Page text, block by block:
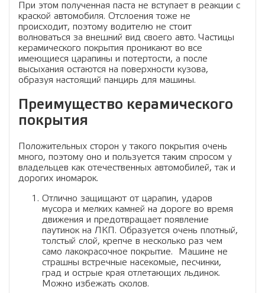
При этом полученная паста не вступает в реакции с
краской автомобиля. Отслоения тоже не
происходит, поэтому водителю не стоит
волноваться за внешний вид своего авто. Частицы
керамического покрытия проникают во все
имеющиеся царапины и потертости, а после
высыхания остаются на поверхности кузова,
образуя настоящий панцирь для машины.
Преимущество керамического
покрытия
Положительных сторон у такого покрытия очень
много, поэтому оно и пользуется таким спросом у
владельцев как отечественных автомобилей, так и
дорогих иномарок.
Отлично защищают от царапин, ударов
мусора и мелких камней на дороге во время
движения и предотвращает появление
паутинок на ЛКП. Образуется очень плотный,
толстый слой, крепче в несколько раз чем
само лакокрасочное покрытие. Машине не
страшны встречные насекомые, песчинки,
град и острые края отлетающих льдинок.
Можно избежать сколов.